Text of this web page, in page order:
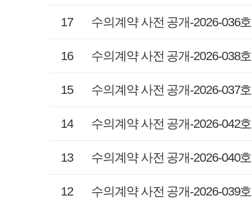
17 수의계약 사전 공개-2026-036호
16 수의계약 사전 공개-2026-038호
15 수의계약 사전 공개-2026-037호
14 수의계약 사전 공개-2026-042호
13 수의계약 사전 공개-2026-040호
12 수의계약 사전 공개-2026-039호